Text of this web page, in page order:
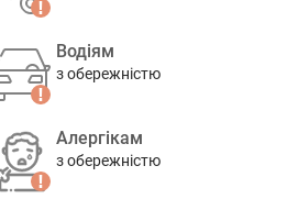
Водіям
з обережністю
Алергікам
з обережністю